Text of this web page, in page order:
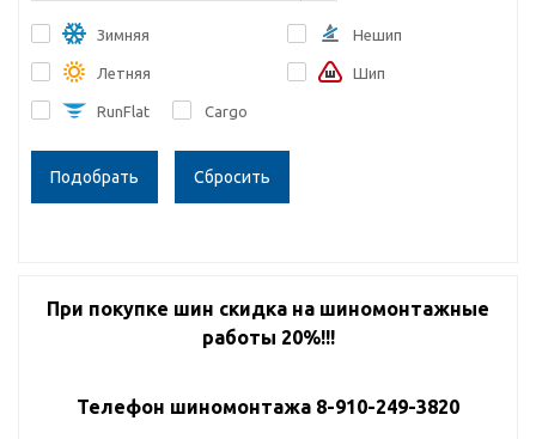
Зимняя
Летняя
RunFlat Cargo
Нешип
Шип
Сбросить
При покупке шин скидка на шиномонтажные
работы 20%!!!
Телефон шиномонтажа 8-910-249-3820